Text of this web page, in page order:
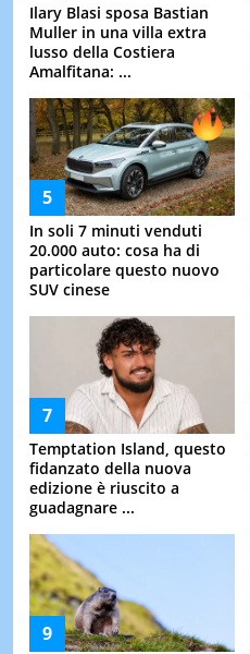
Ilary Blasi sposa Bastian
Muller in una villa extra
lusso della Costiera
Amalfitana: ...
In soli 7 minuti venduti
20.000 auto: cosa ha di
particolare questo nuovo
SUV cinese
Temptation Island, questo
fidanzato della nuova
edizione è riuscito a
guadagnare ...